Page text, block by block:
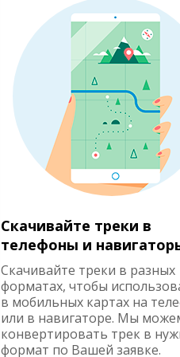
Скачивайте треки в
телефоны и
Скачивайте треки в разных
форматах, чтобы
в мобильных картах на
или в навигаторе. Мы
конвертировать трек в
формат по Вашей заявке.